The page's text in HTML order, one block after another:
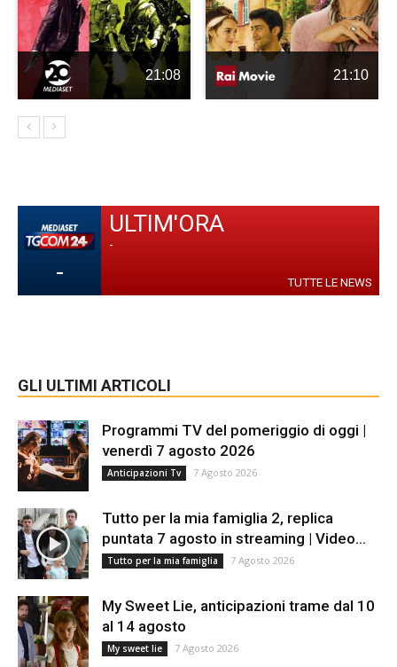
21:08 21:10
-
ULTIM'ORA
-
TUTTE LE NEWS
GLI ULTIMI ARTICOLI
Programmi TV del pomeriggio di oggi |
venerdì 7 agosto 2026
Anticipazioni Tv 7 Agosto 2026
Tutto per la mia famiglia 2, replica
puntata 7 agosto in streaming | Video...
Tutto per la mia famiglia 7 Agosto 2026
My Sweet Lie, anticipazioni trame dal 10
al 14 agosto
My sweet lie 7 Agosto 2026